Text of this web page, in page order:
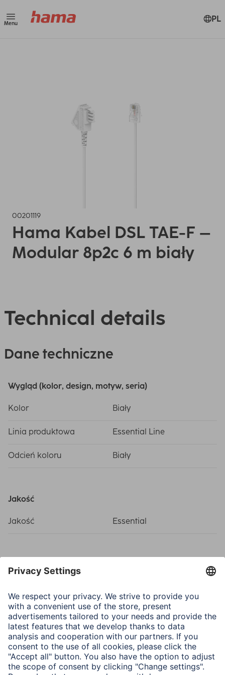
Menu PL
00201119
Hama Kabel DSL TAE-F –
Modular 8p2c 6 m biały
Technical details
Dane techniczne
Wygląd (kolor, design, motyw, seria)
Kolor Biały
Linia produktowa Essential Line
Odcień koloru Biały
Jakość
Jakość Essential
Łącza (połączenia, wejścia)
Połączenie telefonowe
wyjście
RJ45 (8p2c)-Coupling
Właściwości fizyczne